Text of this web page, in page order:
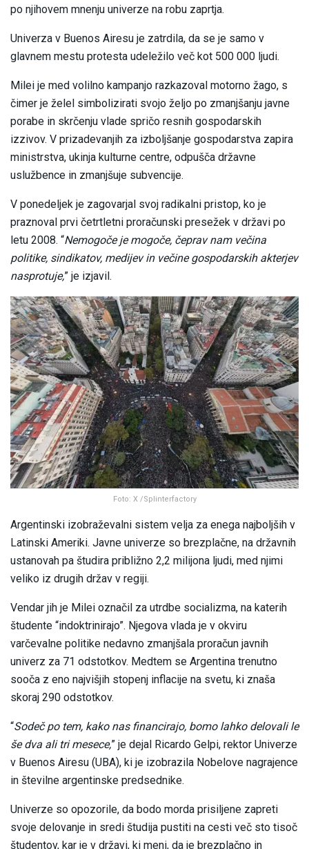
po njihovem mnenju univerze na robu zaprtja.
Univerza v Buenos Airesu je zatrdila, da se je samo v
glavnem mestu protesta udeležilo več kot 500 000 ljudi.
Milei je med volilno kampanjo razkazoval motorno žago, s
čimer je želel simbolizirati svojo željo po zmanjšanju javne
porabe in skrčenju vlade spričo resnih gospodarskih
izzivov. V prizadevanjih za izboljšanje gospodarstva zapira
ministrstva, ukinja kulturne centre, odpušča državne
uslužbence in zmanjšuje subvencije.
V ponedeljek je zagovarjal svoj radikalni pristop, ko je
praznoval prvi četrtletni proračunski presežek v državi po
letu 2008. “Nemogoče je mogoče, čeprav nam večina
politike, sindikatov, medijev in večine gospodarskih akterjev
nasprotuje,” je izjavil.
Foto: X /Splinterfactory
Argentinski izobraževalni sistem velja za enega najboljših v
Latinski Ameriki. Javne univerze so brezplačne, na državnih
ustanovah pa študira približno 2,2 milijona ljudi, med njimi
veliko iz drugih držav v regiji.
Vendar jih je Milei označil za utrdbe socializma, na katerih
študente “indoktrinirajo”. Njegova vlada je v okviru
varčevalne politike nedavno zmanjšala proračun javnih
univerz za 71 odstotkov. Medtem se Argentina trenutno
sooča z eno najvišjih stopenj inflacije na svetu, ki znaša
skoraj 290 odstotkov.
“Sodeč po tem, kako nas financirajo, bomo lahko delovali le
še dva ali tri mesece,” je dejal Ricardo Gelpi, rektor Univerze
v Buenos Airesu (UBA), ki je izobrazila Nobelove nagrajence
in številne argentinske predsednike.
Univerze so opozorile, da bodo morda prisiljene zapreti
svoje delovanje in sredi študija pustiti na cesti več sto tisoč
študentov, kar je v državi, ki meni, da je brezplačno in